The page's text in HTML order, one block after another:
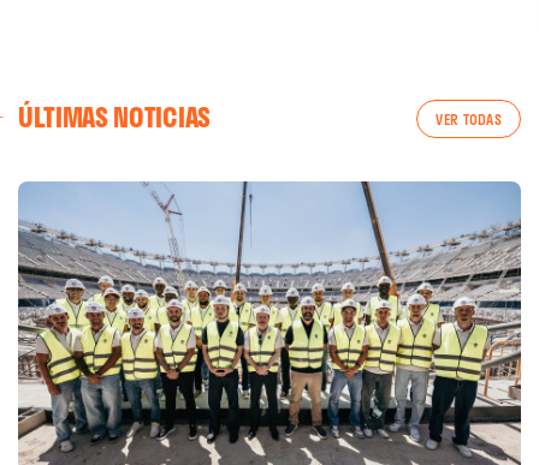
ÚLTIMAS NOTICIAS VER TODAS